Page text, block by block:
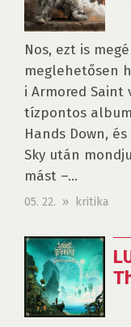
Nos, ezt is
meglehetősen
i Armored
tízpontos
Hands Down,
Sky után
mást –...
05. 22. » kritika